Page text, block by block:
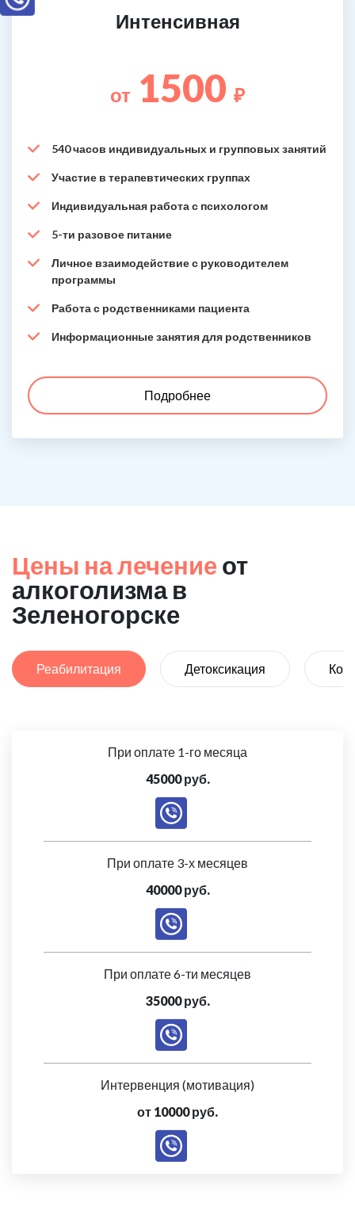
Интенсивная
от 1500 ₽
540 часов индивидуальных и групповых занятий
Участие в терапевтических группах
Индивидуальная работа с психологом
5-ти разовое питание
Личное взаимодействие с руководителем
программы
Работа с родственниками пациента
Информационные занятия для родственников
Подробнее
Цены на лечение от
алкоголизма в
Зеленогорске
Реабилитация Детоксикация
При оплате 1-го месяца
45000 руб.
При оплате 3-х месяцев
40000 руб.
При оплате 6-ти месяцев
35000 руб.
Интервенция (мотивация)
от 10000 руб.